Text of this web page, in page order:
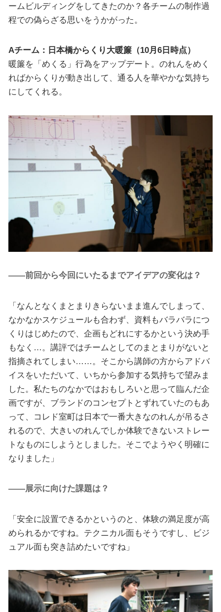
ームビルディングをしてきたのか？各チームの制作過
程での偽らざる思いをうかがった。
Aチーム：日本橋からくり大暖簾（10月6日時点）
暖簾を「めくる」行為をアップデート。のれんをめく
ればからくりが動き出して、通る人を華やかな気持ち
にしてくれる。
――前回から今回にいたるまでアイデアの変化は？
「なんとなくまとまりきらないまま進んでしまって、
なかなかスケジュールも合わず、資料もバラバラにつ
くりはじめたので、企画もどれにするかという決め手
もなく…。講評ではチームとしてのまとまりがないと
指摘されてしまい……。そこから講師の方からアドバ
イスをいただいて、いちから参加する気持ちで望みま
した。私たちのなかではおもしろいと思って臨んだ企
画ですが、ブランドのコンセプトとずれていたのもあ
って、コレド室町は日本で一番大きなのれんが吊るさ
れるので、大きいのれんでしか体験できないストレー
トなものにしようとしました。そこでようやく明確に
なりました」
――展示に向けた課題は？
「安全に設置できるかというのと、体験の満足度が高
められるかですね。テクニカル面もそうですし、ビジ
ュアル面も突き詰めたいですね」